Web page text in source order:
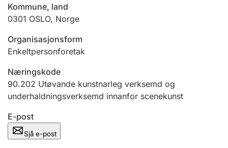
Ektepaktrettleiaren
Andre tema
Kommune, land
0301 OSLO, Norge
Organisasjonsform
Enkeltpersonforetak
Næringskode
90.202 Utøvande kunstnarleg verksemd og
underhaldningsverksemd innanfor scenekunst
E-post
Sjå e-post